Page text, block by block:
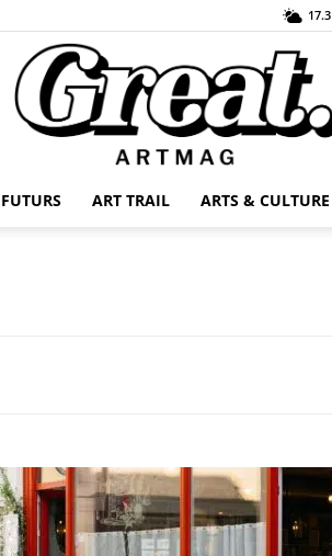
17.3
FUTURS ART TRAIL ARTS & CULTURE